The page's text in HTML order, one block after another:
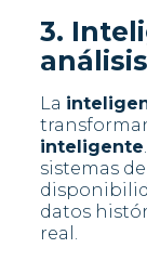
3.
La
inteligente
sistemas
datos
real.